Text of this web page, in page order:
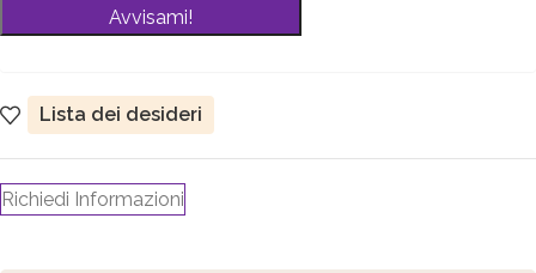
Lista dei desideri
Richiedi Informazioni